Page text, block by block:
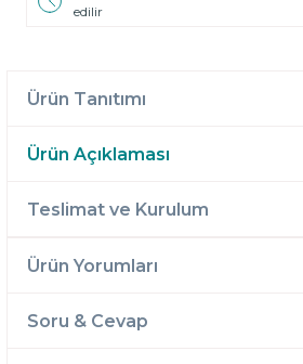
edilir
Ürün Tanıtımı
Ürün Açıklaması
Teslimat ve Kurulum
Ürün Yorumları
Soru & Cevap